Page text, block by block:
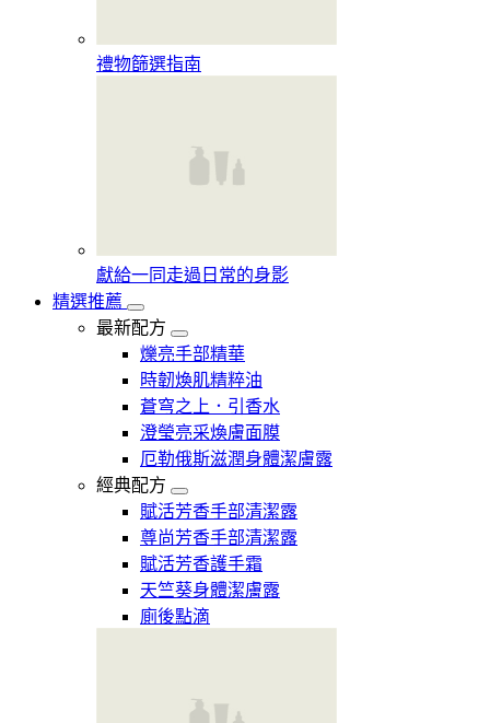
禮物篩選指南
獻給一同走過日常的身影
精選推薦
最新配方
爍亮手部精華
時韌煥肌精粹油
蒼穹之上．引香水
澄瑩亮采煥膚面膜
厄勒俄斯滋潤身體潔膚露
經典配方
賦活芳香手部清潔露
尊尚芳香手部清潔露
賦活芳香護手霜
天竺葵身體潔膚露
廁後點滴